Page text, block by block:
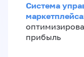
Система
прибыль